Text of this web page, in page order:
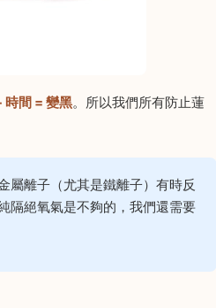
時間 = 變黑。所以我們所有防止蓮
屬離子（尤其是鐵離子）有時反
隔絕氧氣是不夠的，我們還需要